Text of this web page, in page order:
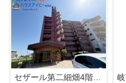
セザール第二細畑4階部分！敷地内駐車場あり！浴室乾燥機・食器洗浄乾燥機付き！細畑駅まで徒歩10分！